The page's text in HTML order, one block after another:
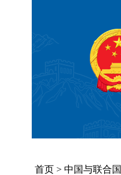
首页 > 中国与联合国